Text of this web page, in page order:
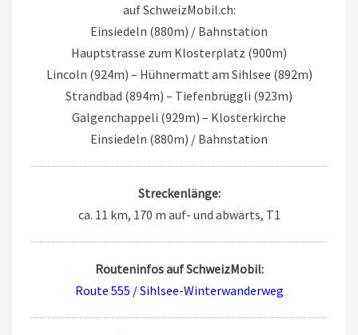
auf SchweizMobil.ch:
Einsiedeln (880m) / Bahnstation
Hauptstrasse zum Klosterplatz (900m)
Lincoln (924m) – Hühnermatt am Sihlsee (892m)
Strandbad (894m) – Tiefenbrüggli (923m)
Galgenchappeli (929m) – Klosterkirche
Einsiedeln (880m) / Bahnstation
Streckenlänge:
ca. 11 km, 170 m auf- und abwärts, T1
Routeninfos auf SchweizMobil:
Route 555 / Sihlsee-Winterwanderweg